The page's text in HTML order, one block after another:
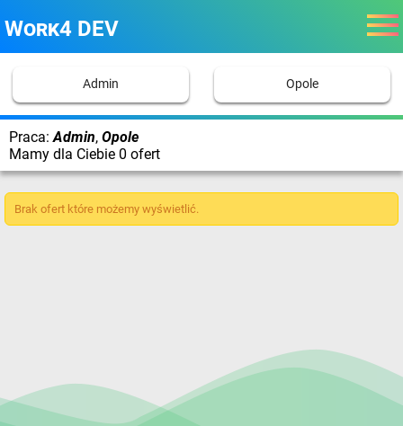
Work4 DEV
Admin Opole
Praca: Admin, Opole
Mamy dla Ciebie 0 ofert
Brak ofert które możemy wyświetlić.